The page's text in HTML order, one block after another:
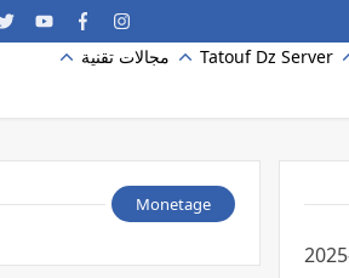
Tatouf Dz Server مجالات تقنية
تحديثات جديدة لشركة جيون وعودة اليوتوب للعمل 05-02-2025
Monetage